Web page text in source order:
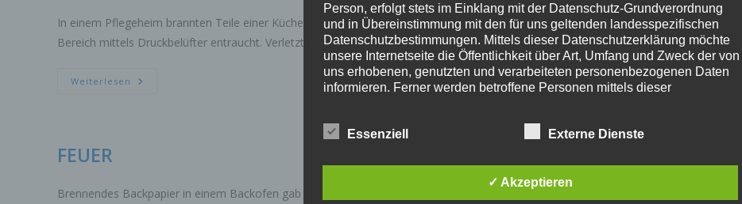
In einem Pflegeheim brannten Teile einer Küchenzeile. Das Feuer wurde mittels einem C-Strahlrohr gelöscht und der betroffene
Bereich mittels Druckbelüfter entraucht. Verletzt wurde zum Glück niemand!
Weiterlesen FEUER
FEUER
Brennendes Backpapier in einem Backofen gab Anlass zur Alarmierung - Das Kleinfeuer war bereits vor Ankunft der Feuerwehr
Person, erfolgt stets im Einklang mit der Datenschutz-Grundverordnung
und in Übereinstimmung mit den für uns geltenden landesspezifischen
Datenschutzbestimmungen. Mittels dieser Datenschutzerklärung möchte
unsere Internetseite die Öffentlichkeit über Art, Umfang und Zweck der von
uns erhobenen, genutzten und verarbeiteten personenbezogenen Daten
informieren. Ferner werden betroffene Personen mittels dieser
Wir haben als für die Verarbeitung Verantwortlicher zahlreiche technische
lückenlosen Schutz der über diese Internetseite verarbeiteten
personenbezogenen Daten sicherzustellen. Dennoch können
Internetbasierte Datenübertragungen grundsätzlich Sicherheitslücken
Essenziell Externe Dienste
✓ Akzeptieren